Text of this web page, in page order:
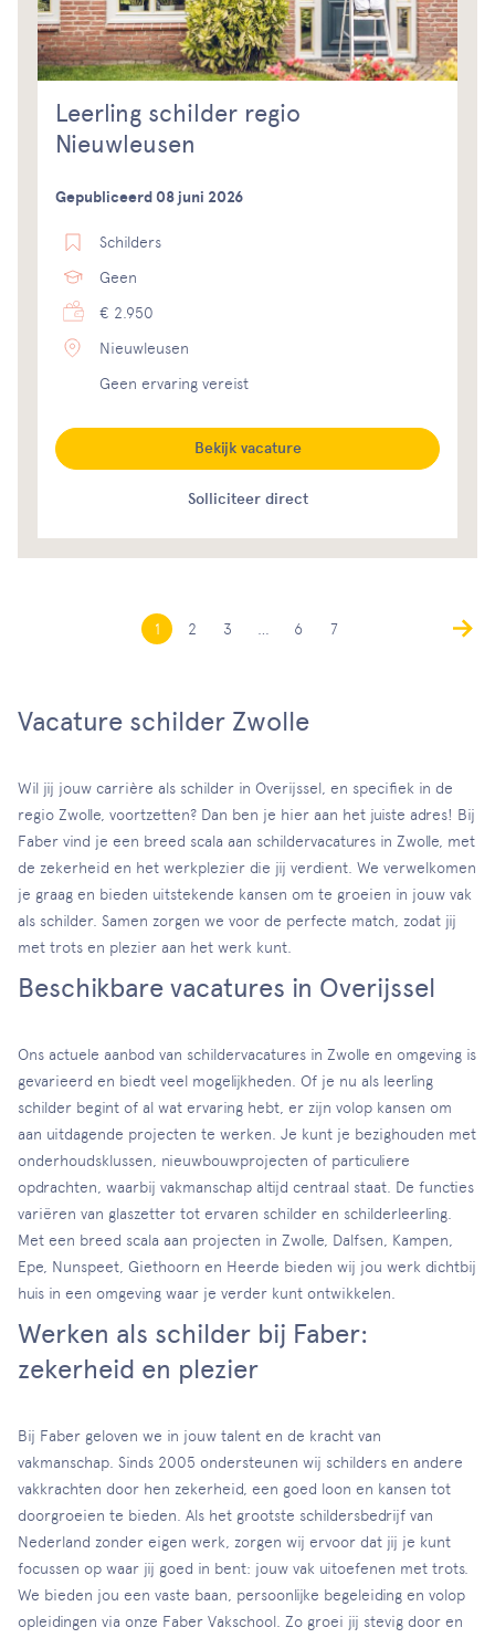
Leerling schilder regio
Nieuwleusen
Gepubliceerd 08 juni 2026
Schilders
Geen
€ 2.950
Nieuwleusen
Geen ervaring vereist
Solliciteer direct
Bekijk vacature
1 2 3 6 7
Vacature schilder Zwolle
Wil jij jouw carrière als schilder in Overijssel, en specifiek in de
regio Zwolle, voortzetten? Dan ben je hier aan het juiste adres! Bij
Faber vind je een breed scala aan schildervacatures in Zwolle, met
de zekerheid en het werkplezier die jij verdient. We verwelkomen
je graag en bieden uitstekende kansen om te groeien in jouw vak
als schilder. Samen zorgen we voor de perfecte match, zodat jij
met trots en plezier aan het werk kunt.
Beschikbare vacatures in Overijssel
Ons actuele aanbod van schildervacatures in Zwolle en omgeving is
gevarieerd en biedt veel mogelijkheden. Of je nu als leerling
schilder begint of al wat ervaring hebt, er zijn volop kansen om
aan uitdagende projecten te werken. Je kunt je bezighouden met
onderhoudsklussen, nieuwbouwprojecten of particuliere
opdrachten, waarbij vakmanschap altijd centraal staat. De functies
variëren van glaszetter tot ervaren schilder en schilderleerling.
Met een breed scala aan projecten in Zwolle, Dalfsen, Kampen,
Epe, Nunspeet, Giethoorn en Heerde bieden wij jou werk dichtbij
huis in een omgeving waar je verder kunt ontwikkelen.
Werken als schilder bij Faber:
zekerheid en plezier
Bij Faber geloven we in jouw talent en de kracht van
vakmanschap. Sinds 2005 ondersteunen wij schilders en andere
vakkrachten door hen zekerheid, een goed loon en kansen tot
doorgroeien te bieden. Als het grootste schildersbedrijf van
Nederland zonder eigen werk, zorgen wij ervoor dat jij je kunt
focussen op waar jij goed in bent: jouw vak uitoefenen met trots.
We bieden jou een vaste baan, persoonlijke begeleiding en volop
opleidingen via onze Faber Vakschool. Zo groei jij stevig door en